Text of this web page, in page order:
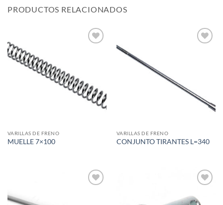
PRODUCTOS RELACIONADOS
VARILLAS DE FRENO
MUELLE 7×100
VARILLAS DE FRENO
CONJUNTO TIRANTES L=340
wishlist